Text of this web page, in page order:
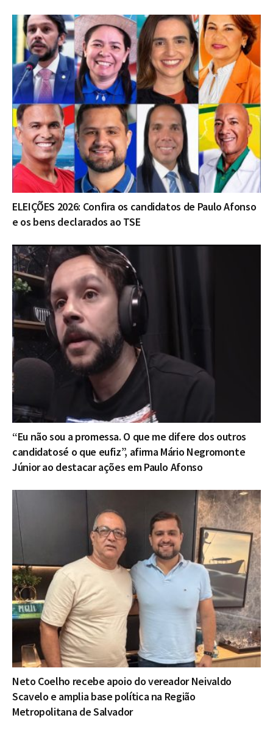
ELEIÇÕES 2026: Confira os candidatos de Paulo Afonso
e os bens declarados ao TSE
“Eu não sou a promessa. O que me difere dos outros
candidatosé o que eufiz”, afirma Mário Negromonte
Júnior ao destacar ações em Paulo Afonso
Neto Coelho recebe apoio do vereador Neivaldo
Scavelo e amplia base política na Região
Metropolitana de Salvador